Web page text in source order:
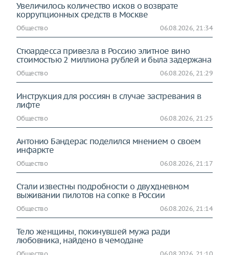
Увеличилось количество исков о возврате
коррупционных средств в Москве
Общество 06.08.2026, 21:34
Стюардесса привезла в Россию элитное вино
стоимостью 2 миллиона рублей и была задержана
Общество 06.08.2026, 21:29
Инструкция для россиян в случае застревания в
лифте
Общество 06.08.2026, 21:25
Антонио Бандерас поделился мнением о своем
инфаркте
Общество 06.08.2026, 21:17
Стали известны подробности о двухдневном
выживании пилотов на сопке в России
Общество 06.08.2026, 21:14
Тело женщины, покинувшей мужа ради
любовника, найдено в чемодане